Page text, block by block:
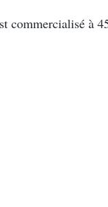
commercialisé à